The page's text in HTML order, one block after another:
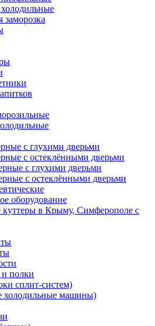
заморозка
с глухими дверьми
с остеклёнными дверьми
с глухими дверьми
с остеклёнными дверьми
оборудование
куттеры в Крыму, Симферополе с
полки
сплит-систем)
машины)